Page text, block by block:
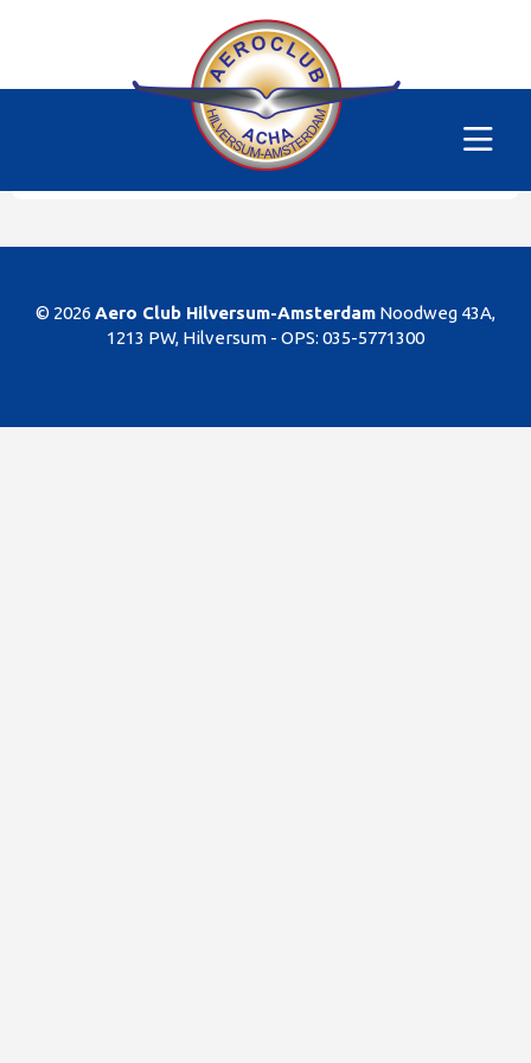
PH-MFT
Dit gedeelte van de website is alleen voor de
leden/begunstigers van onze club. Sorry. U kunt
natuurlijk altijd lid worden!
© 2026 Aero Club Hilversum-Amsterdam Noodweg 43A,
1213 PW, Hilversum - OPS: 035-5771300